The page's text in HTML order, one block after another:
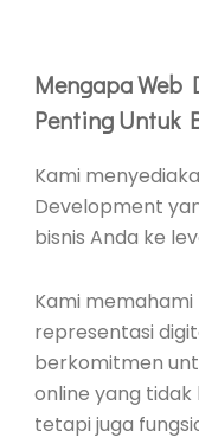
Mengapa Web
Penting Untuk
Kami
Development
bisnis Anda ke
Kami
representasi
berkomitmen
online yang tidak
tetapi juga